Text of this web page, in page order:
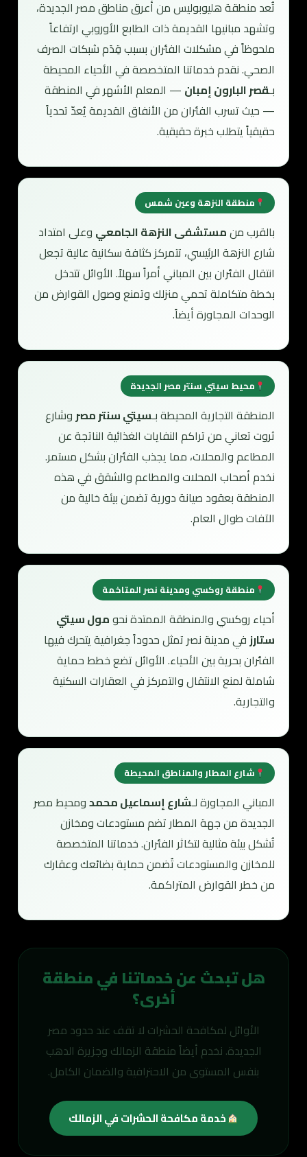
تُعد منطقة هليوبوليس من أعرق مناطق مصر الجديدة،
وتشهد مبانيها القديمة ذات الطابع الأوروبي ارتفاعاً
ملحوظاً في مشكلات الفئران بسبب قِدَم شبكات الصرف
الصحي. نقدم خدماتنا المتخصصة في الأحياء المحيطة
بـقصر البارون إمبان— المعلم الأشهر في المنطقة
— حيث تسرب الفئران من الأنفاق القديمة يُعدّ تحدياً
حقيقياً يتطلب خبرة حقيقية.
منطقة النزهة وعين شمس
بالقرب منمستشفى النزهة الجامعيوعلى امتداد
شارع النزهة الرئيسي، تتمركز كثافة سكانية عالية تجعل
انتقال الفئران بين المباني أمراً سهلاً. الأوائل تتدخل
بخطة متكاملة تحمي منزلك وتمنع وصول القوارض من
الوحدات المجاورة أيضاً.
محيط سيتي سنتر مصر الجديدة
المنطقة التجارية المحيطة بـسيتي سنتر مصروشارع
ثروت تعاني من تراكم النفايات الغذائية الناتجة عن
المطاعم والمحلات، مما يجذب الفئران بشكل مستمر.
نخدم أصحاب المحلات والمطاعم والشقق في هذه
المنطقة بعقود صيانة دورية تضمن بيئة خالية من
الآفات طوال العام.
منطقة روكسي ومدينة نصر المتاخمة
أحياء روكسي والمنطقة الممتدة نحومول سيتي
ستارزفي مدينة نصر تمثل حدوداً جغرافية يتحرك فيها
الفئران بحرية بين الأحياء. الأوائل تضع خطط حماية
شاملة لمنع الانتقال والتمركز في العقارات السكنية
والتجارية.
شارع المطار والمناطق المحيطة
المباني المجاورة لـشارع إسماعيل محمدومحيط مصر
الجديدة من جهة المطار تضم مستودعات ومخازن
تُشكل بيئة مثالية لتكاثر الفئران. خدماتنا المتخصصة
للمخازن والمستودعات تُضمن حماية بضائعك وعقارك
من خطر القوارض المتراكمة.
هل تبحث عن خدماتنا في منطقة
أخرى؟
الأوائل لمكافحة الحشرات لا تقف عند حدود مصر
الجديدة. نخدم أيضاً منطقة الزمالك وجزيرة الدهب
بنفس المستوى من الاحترافية والضمان الكامل.
خدمة مكافحة الحشرات في الزمالك